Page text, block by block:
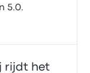
5.0.
rijdt het